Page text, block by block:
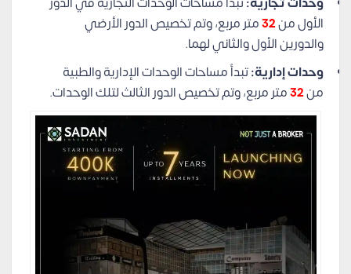
الأول من32متر مربع، وتم تخصيص الدور الأرضي
والدورين الأول والثاني لهما.
وحدات إدارية:تبدأ مساحات الوحدات الإدارية والطبية
من32متر مربع، وتم تخصيص الدور الثالث لتلك الوحدات.